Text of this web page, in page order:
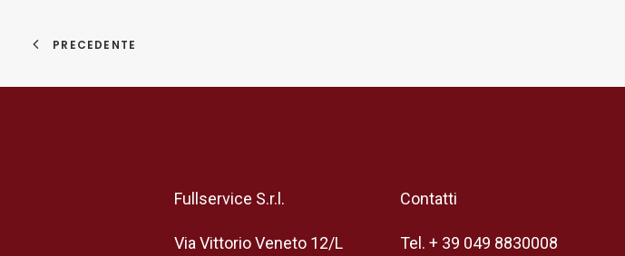
PRECEDENTE
Fullservice S.r.l.
Via Vittorio Veneto 12/L
Contatti
Tel. + 39 049 8830008